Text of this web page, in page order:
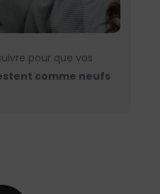
pour que vos
comme neufs